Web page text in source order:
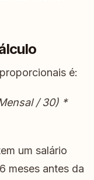
é:
/ 30) *
um salário
meses antes da